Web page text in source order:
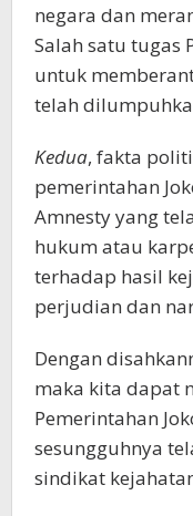
negara dan
Salah satu tugas
untuk
telah
Kedua, fakta
pemerintahan
Amnesty yang
hukum atau
terhadap hasil
perjudian dan
Dengan
maka kita dapat
Pemerintahan
sesungguhnya
sindikat